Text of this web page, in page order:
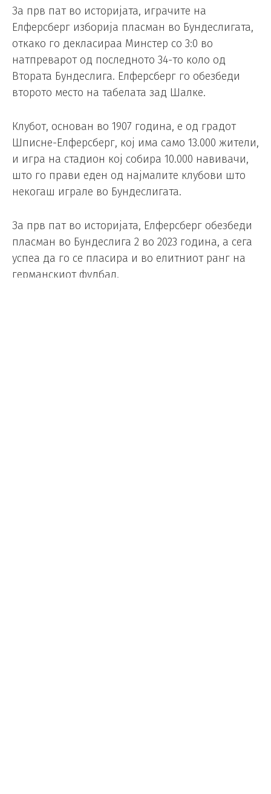
За прв пат во историјата, играчите на
Елферсберг изборија пласман во Бундеслигата,
откако го декласираа Минстер со 3:0 во
натпреварот од последното 34-то коло од
Втората Бундеслига. Елферсберг го обезбеди
второто место на табелата зад Шалке.
Клубот, основан во 1907 година, е од градот
Шписне-Елферсберг, кој има само 13.000 жители,
и игра на стадион кој собира 10.000 навивачи,
што го прави еден од најмалите клубови што
некогаш играле во Бундеслигата.
За прв пат во историјата, Елферсберг обезбеди
пласман во Бундеслига 2 во 2023 година, а сега
успеа да го се пласира и во елитниот ранг на
германскиот фудбал.